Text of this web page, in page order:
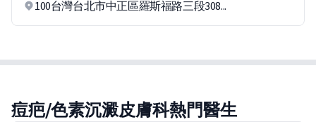
100台灣台北市中正區羅斯福路三段308...
痘疤/色素沉澱皮膚科熱門醫生